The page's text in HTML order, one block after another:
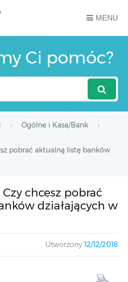
MENU
Ci pomóc?
Ogólne i Kasa/Bank
pobrać aktualną listę banków
chcesz pobrać
działających w
Utworzony 12/12/2018